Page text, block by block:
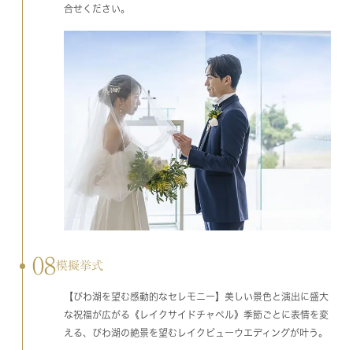
合せください。
08模擬挙式
【びわ湖を望む感動的なセレモニー】美しい景色と演出に盛大
な祝福が広がる《レイクサイドチャペル》季節ごとに表情を変
える、びわ湖の絶景を望むレイクビューウエディングが叶う。